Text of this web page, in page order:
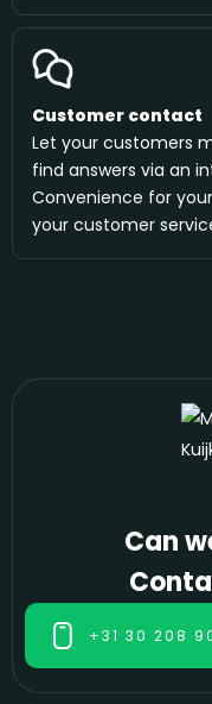
Customer contact
Let your customers
find answers via an
Convenience for
your customer
Can
+31 30 208